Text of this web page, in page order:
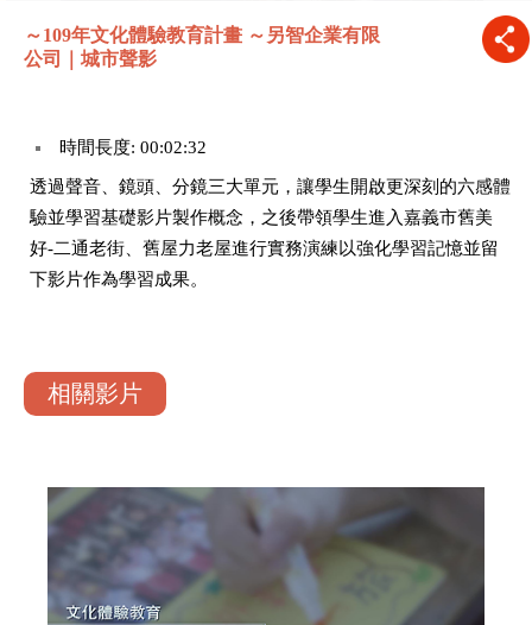
～109年文化體驗教育計畫 ～另智企業有限
公司｜城市聲影
時間長度: 00:02:32
透過聲音、鏡頭、分鏡三大單元，讓學生開啟更深刻的六感體
驗並學習基礎影片製作概念，之後帶領學生進入嘉義市舊美
好-二通老街、舊屋力老屋進行實務演練以強化學習記憶並留
下影片作為學習成果。
相關影片